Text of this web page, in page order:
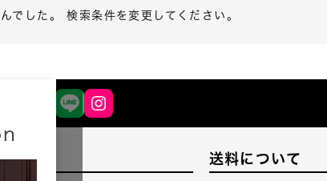
でした。 検索条件を変更してください。
いて 送料について